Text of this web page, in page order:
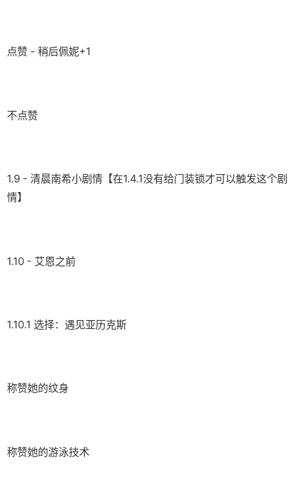
点赞 - 稍后佩妮+1
不点赞
1.9 - 清晨南希小剧情【在1.4.1没有给门装锁才可以触发这个剧
情】
1.10 - 艾恩之前
1.10.1 选择：遇见亚历克斯
称赞她的纹身
称赞她的游泳技术